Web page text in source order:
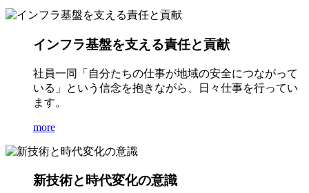
インフラ基盤を支える責任と貢献
社員一同「自分たちの仕事が地域の安全につながって
いる」という信念を抱きながら、日々仕事を行ってい
ます。
more
新技術と時代変化の意識